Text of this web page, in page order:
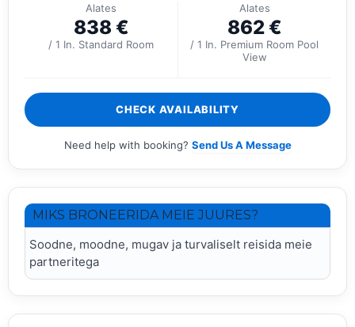
Alates
838 €
/ 1 In. Standard Room
Alates
862 €
/ 1 In. Premium Room Pool
View
CHECK AVAILABILITY
Need help with booking? Send Us A Message
MIKS BRONEERIDA MEIE JUURES?
Soodne, moodne, mugav ja turvaliselt reisida meie
partneritega